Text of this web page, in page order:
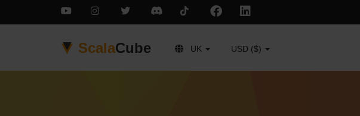
ScalaCube UK USD ($)